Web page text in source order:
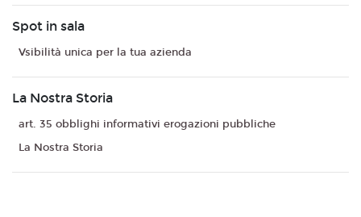
Spot in sala
Vsibilità unica per la tua azienda
La Nostra Storia
art. 35 obblighi informativi erogazioni pubbliche
La Nostra Storia